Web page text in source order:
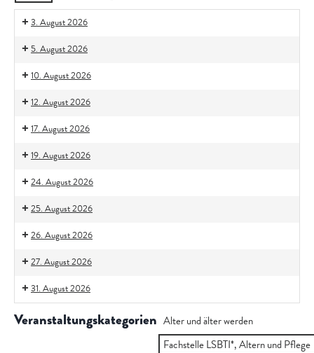
3. August 2026
5. August 2026
10. August 2026
12. August 2026
17. August 2026
19. August 2026
24. August 2026
25. August 2026
26. August 2026
27. August 2026
31. August 2026
Veranstaltungskategorien Alter und älter werden
Fachstelle LSBTI*, Altern und Pflege